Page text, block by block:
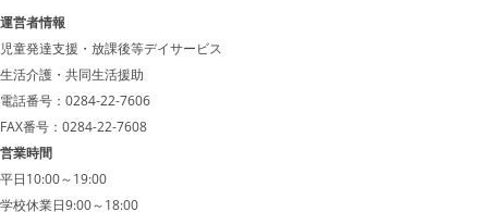
運営者情報
児童発達支援・放課後等デイサービス
生活介護・共同生活援助
電話番号：0284-22-7606
FAX番号：0284-22-7608
営業時間
平日10:00～19:00
学校休業日9:00～18:00